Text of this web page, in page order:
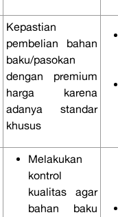
Kepastian
pembelian bahan
baku/pasokan
dengan premium
harga karena
adanya standar
khusus
Melakukan
kontrol
kualitas agar
bahan baku